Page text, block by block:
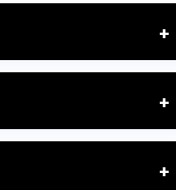
+
kurallara ve uçuş
+
en iyi sonucu almak için hava
+